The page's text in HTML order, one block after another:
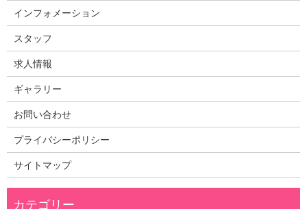
インフォメーション
スタッフ
求人情報
ギャラリー
お問い合わせ
プライバシーポリシー
サイトマップ